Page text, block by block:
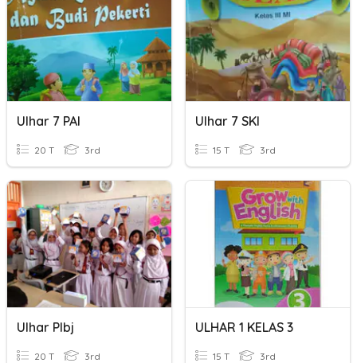
Ulhar 7 PAI
20 T 3rd
Ulhar 7 SKI
15 T 3rd
Ulhar Plbj
20 T 3rd
ULHAR 1 KELAS 3
15 T 3rd